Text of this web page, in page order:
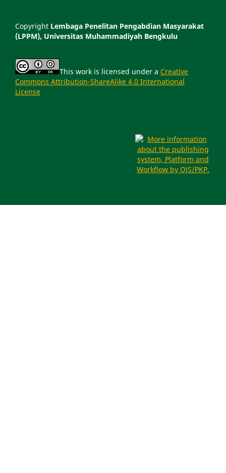
Copyright Lembaga Penelitan Pengabdian Masyarakat
(LPPM), Universitas Muhammadiyah Bengkulu
This work is licensed under a Creative
Commons Attribution-ShareAlike 4.0 International
License